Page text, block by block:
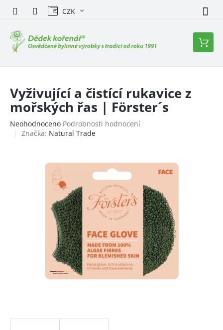
obsah
CZK
košík
Vyživující a čistící rukavice z
mořských řas | Förster´s
Průměrné
hodnocení
Neohodnoceno Podrobnosti hodnocení
Značka: Natural Trade